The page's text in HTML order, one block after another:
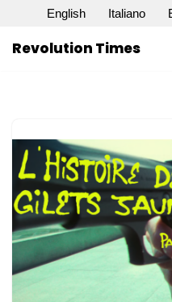
Vai
English Italiano
Revolution Times